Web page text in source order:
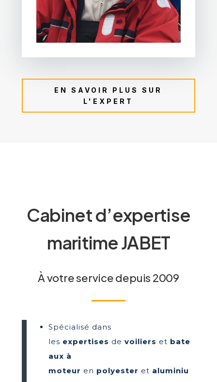
EN SAVOIR PLUS SUR
L'EXPERT
Cabinet d’expertise
maritime JABET
À votre service depuis 2009
Spécialisé dans
les expertises de voiliers et bate
aux à
moteur en polyester et aluminiu